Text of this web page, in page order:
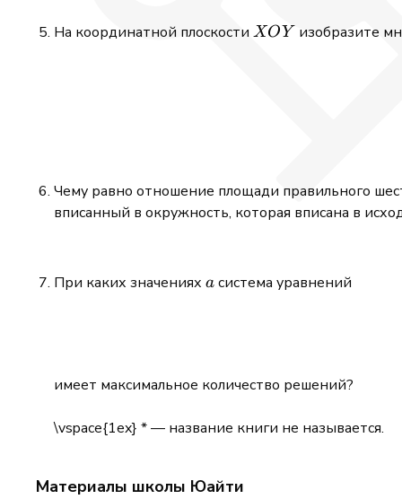
На координатной плоскостиXOY
XOY изобразите
Чему равно отношение площади правильного
вписанный в окружность, которая вписана в
При каких значениях a
a система уравнений
имеет максимальное количество решений?
\vspace{1ex} * — название книги не называется.
Материалы школы Юайти